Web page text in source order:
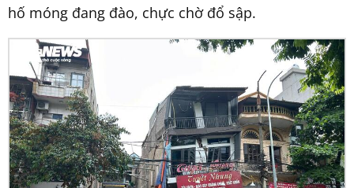
hố móng đang đào, chực chờ đổ sập.